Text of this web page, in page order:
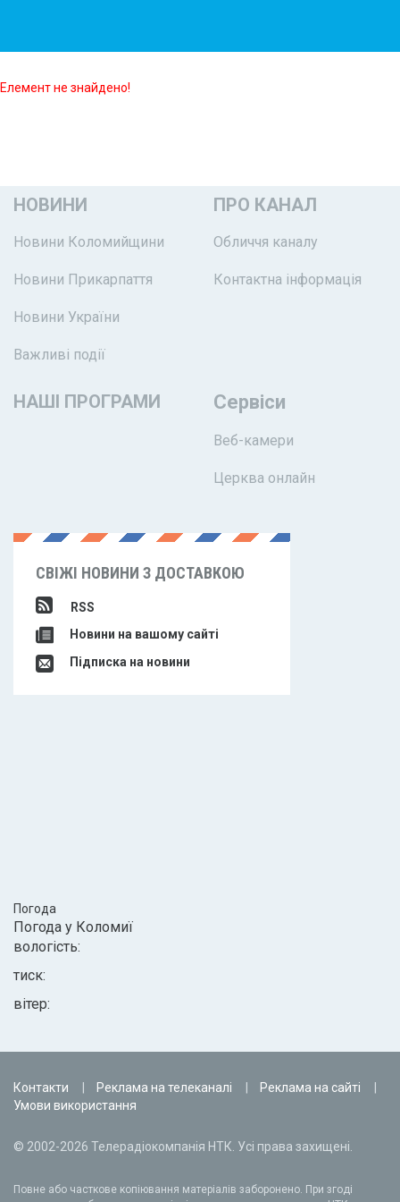
Елемент не знайдено!
НОВИНИ
Новини Коломийщини
Новини Прикарпаття
Новини України
Важливі події
ПРО КАНАЛ
Обличчя каналу
Контактна інформація
НАШІ ПРОГРАМИ Сервіси
Веб-камери
Церква онлайн
СВІЖІ НОВИНИ З ДОСТАВКОЮ
RSS
Новини на вашому сайті
Підписка на новини
Погода
Погода у Коломиї
вологість:
тиск:
вітер:
Контакти Реклама на телеканалі
Реклама на сайті
Умови використання
© 2002-2026 Телерадіокомпанія НТК. Усі права захищені.
Повне або часткове копіювання матеріалів заборонено. При згоді